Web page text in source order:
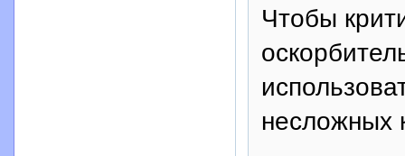
Чтобы
несложных